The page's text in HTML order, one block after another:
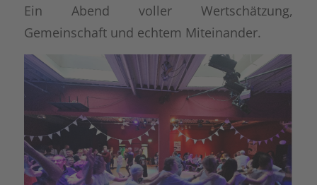
Ein Abend voller Wertschätzung,
Gemeinschaft und echtem Miteinander.